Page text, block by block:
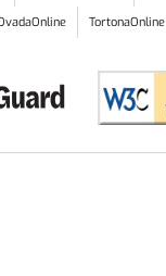
TortonaOnline